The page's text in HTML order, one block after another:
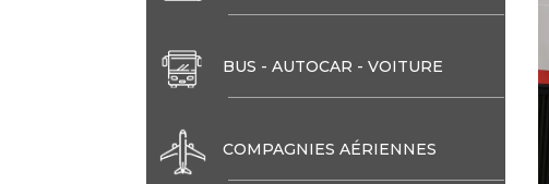
BUS - AUTOCAR - VOITURE
COMPAGNIES AÉRIENNES